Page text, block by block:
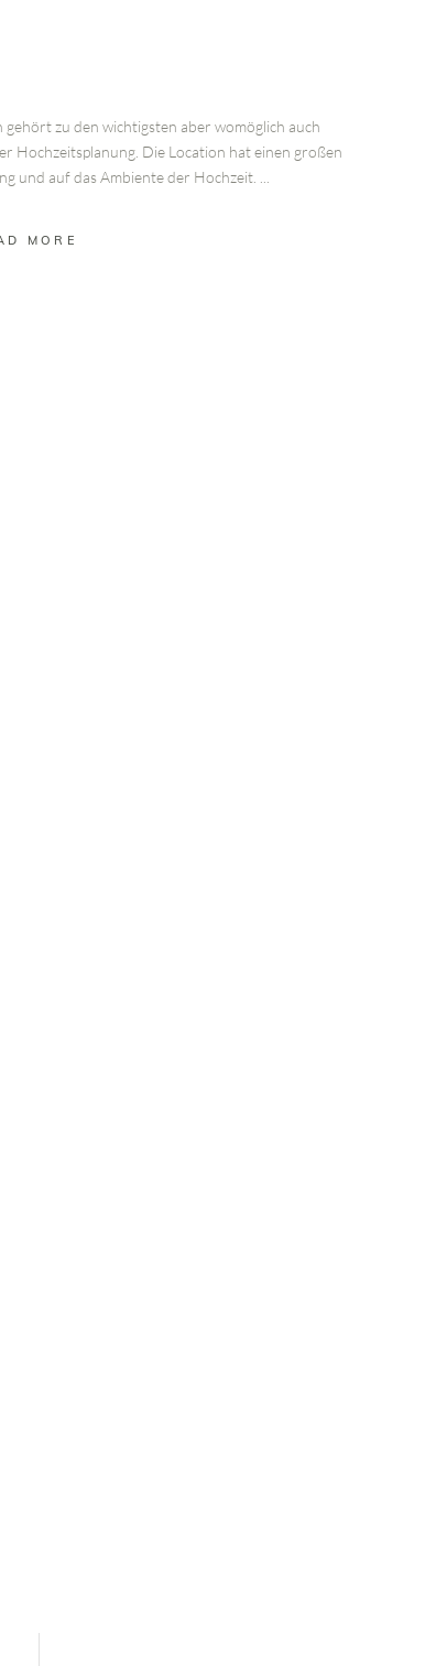
zu den wichtigsten aber womöglich auch
Hochzeitsplanung. Die Location hat einen großen
und auf das Ambiente der Hochzeit.
MORE